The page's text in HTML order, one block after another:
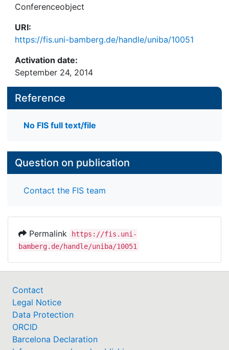
Conferenceobject
URI:
https://fis.uni-bamberg.de/handle/uniba/10051
Activation date:
September 24, 2014
Reference
No FIS full text/file
Question on publication
Contact the FIS team
Permalink
https://fis.uni-
bamberg.de/handle/uniba/10051
Contact
Legal Notice
Data Protection
ORCID
Barcelona Declaration